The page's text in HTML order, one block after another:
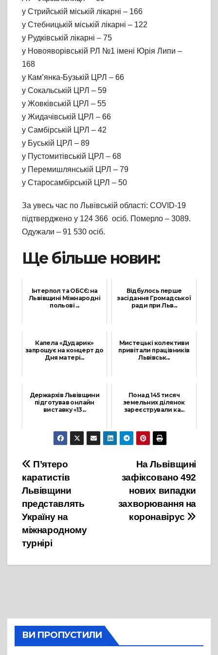
у Стрийській міській лікарні – 166
у Стебницькій міській лікарні – 122
у Рудківській лікарні – 75
у Новояворівській РЛ №1 імені Юрія Липи –
168
у Кам’янка-Бузькій ЦРЛ – 66
у Сокальській ЦРЛ – 59
у Жовківській ЦРЛ – 55
у Жидачівській ЦРЛ – 66
у Самбірській ЦРЛ – 42
у Буській ЦРЛ – 89
у Пустомитівській ЦРЛ – 68
у Перемишлянській ЦРЛ – 79
у Старосамбірській ЦРЛ – 50
За увесь час по Львівській області: COVID-19
підтверджено у 124 366 осіб. Померло – 3089.
Одужали – 91 530 осіб.
Ще більше новин:
Інтерпол та ОБСЄ: на
Львівщині Міжнародні
польові ...
Відбулось перше
засідання Громадської
ради при Льв...
Капела «Дударик»
запрошує на концерт до
Дня матері...
Мистецькі колективи
привітали працівників
Львівськ...
Держархів Львівщини
підготував онлайн
виставку «13...
14 Червня, 2021
Понад 145 тисяч
земельних ділянок
зареєстрували ка...
20 Грудня, 2021
Навігація
записів
На Львівщині
зафіксовано 492
нових випадки
захворювання на
коронавірус
П’ятеро
каратистів
Львівщини
представлять
Україну на
міжнародному
турнірі
ВИ ПРОПУСТИЛИ